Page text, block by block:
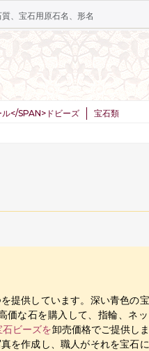
</SPAN>ドビーズ 宝石類
提供しています。深い青色の
な石を購入して、指輪、ネ
石ビーズを卸売価格でご提供し
を作成し、職人がそれを宝石